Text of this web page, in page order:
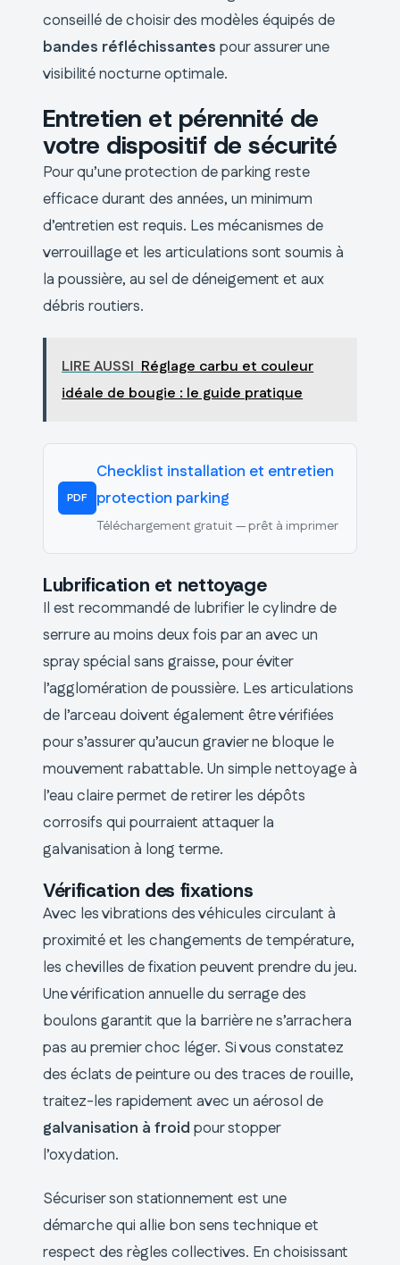
conseillé de choisir des modèles équipés de
bandes réfléchissantes pour assurer une
visibilité nocturne optimale.
Entretien et pérennité de
votre dispositif de sécurité
Pour qu’une protection de parking reste
efficace durant des années, un minimum
d’entretien est requis. Les mécanismes de
verrouillage et les articulations sont soumis à
la poussière, au sel de déneigement et aux
débris routiers.
LIRE AUSSI Réglage carbu et couleur
idéale de bougie : le guide pratique
PDF
Checklist installation et entretien
protection parking
Téléchargement gratuit — prêt à imprimer
Lubrification et nettoyage
Il est recommandé de lubrifier le cylindre de
serrure au moins deux fois par an avec un
spray spécial sans graisse, pour éviter
l’agglomération de poussière. Les articulations
de l’arceau doivent également être vérifiées
pour s’assurer qu’aucun gravier ne bloque le
mouvement rabattable. Un simple nettoyage à
l’eau claire permet de retirer les dépôts
corrosifs qui pourraient attaquer la
galvanisation à long terme.
Vérification des fixations
Avec les vibrations des véhicules circulant à
proximité et les changements de température,
les chevilles de fixation peuvent prendre du jeu.
Une vérification annuelle du serrage des
boulons garantit que la barrière ne s’arrachera
pas au premier choc léger. Si vous constatez
des éclats de peinture ou des traces de rouille,
traitez-les rapidement avec un aérosol de
galvanisation à froid pour stopper
l’oxydation.
Sécuriser son stationnement est une
démarche qui allie bon sens technique et
respect des règles collectives. En choisissant